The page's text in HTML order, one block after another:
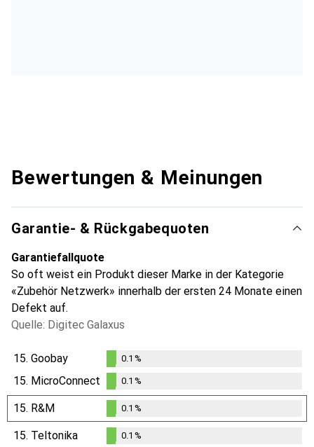
Bewertungen & Meinungen
Garantie- & Rückgabequoten
Garantiefallquote
So oft weist ein Produkt dieser Marke in der Kategorie
«Zubehör Netzwerk» innerhalb der ersten 24 Monate einen
Defekt auf.
Quelle: Digitec Galaxus
15. Goobay
%
0.1 %
15. MicroConnect
0.1%
0.1 %
15. R&M
0.1%
0.1 %
15. Teltonika 0.1 %